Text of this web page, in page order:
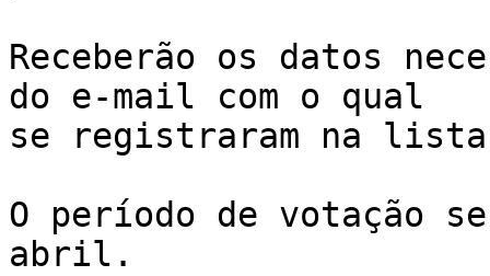
Receberão os datos
do e-mail com o qual
se registraram na
O período de votação
abril.